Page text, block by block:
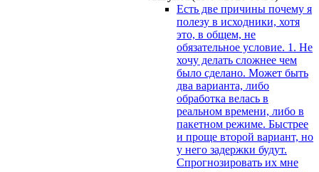
Есть две причины почему я
полезу в исходники, хотя
это, в общем, не
обязательное условие. 1. Не
хочу делать сложнее чем
было сделано. Может быть
два варианта, либо
обработка велась в
реальном времени, либо в
пакетном режиме. Быстрее
и проще второй вариант, но
у него задержки будут.
Спрогнозировать их мне